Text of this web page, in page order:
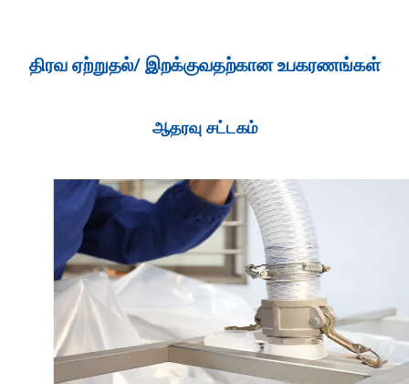
திரவ ஏற்றுதல்/ இறக்குவதற்கான உபகரணங்கள்
ஆதரவு சட்டகம்